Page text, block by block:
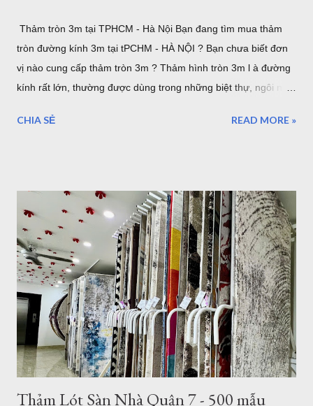
Thảm tròn 3m tại TPHCM - Hà Nội Bạn đang tìm mua thảm
tròn đường kính 3m tại tPCHM - HÀ NỘI ? Bạn chưa biết đơn
vị nào cung cấp thảm tròn 3m ? Thảm hình tròn 3m l à đường
kính rất lớn, thường được dùng trong những biệt thự, ngôi nhà
lưu ý rằng đây là đường kính lớn nhất của thảm tròn bán tại
sàn phòng khách hiện đại TPHCM thảm trải sàn phòng ngủ
đẹp TPHCM thảm trải sàn phòng khách đẹp TPHCM thảm
decor phòng ngủ TPHCM Thảm tròn 3m được nhập khẩu từ
Thổ Nhĩ Kỳ , với chất lượng châu âu, những mẫu trên đây đã
được gia công để làm theo kích thước mong muốn của khách
hàng. Hình ảnh trên là nhân viên đang gia công cắt thảm tròn
3m tại TPHCM . Tất nhiên bạn có thể chọn kích thước thảm
tròn nhỏ hơn như thảm tròn 2m có rất nhiều mẫu tại showroom
thảm đẹp Tphcm...
CHIA SẺ READ MORE »
Thảm Lót Sàn Nhà Quận 7 - 500 mẫu